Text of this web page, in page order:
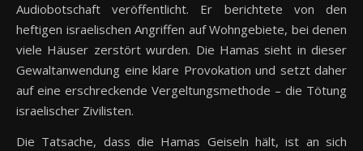
Audiobotschaft veröffentlicht. Er berichtete von den
heftigen israelischen Angriffen auf Wohngebiete, bei denen
viele Häuser zerstört wurden. Die Hamas sieht in dieser
Gewaltanwendung eine klare Provokation und setzt daher
auf eine erschreckende Vergeltungsmethode – die Tötung
israelischer Zivilisten.
Die Tatsache, dass die Hamas Geiseln hält, ist an sich